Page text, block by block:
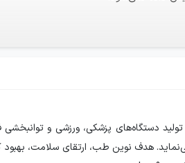
دستگاه‌های پزشکی، ورزشی و
هدف نوین طب، ارتقای سلامت، بهبود